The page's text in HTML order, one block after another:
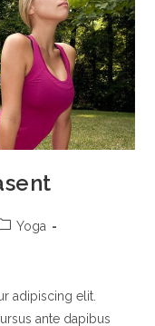
Yoga
adipiscing elit.
ante dapibus